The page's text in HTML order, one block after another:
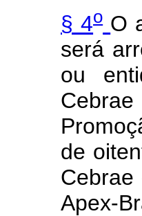
§ 4o O
será
ou
de
Apex-